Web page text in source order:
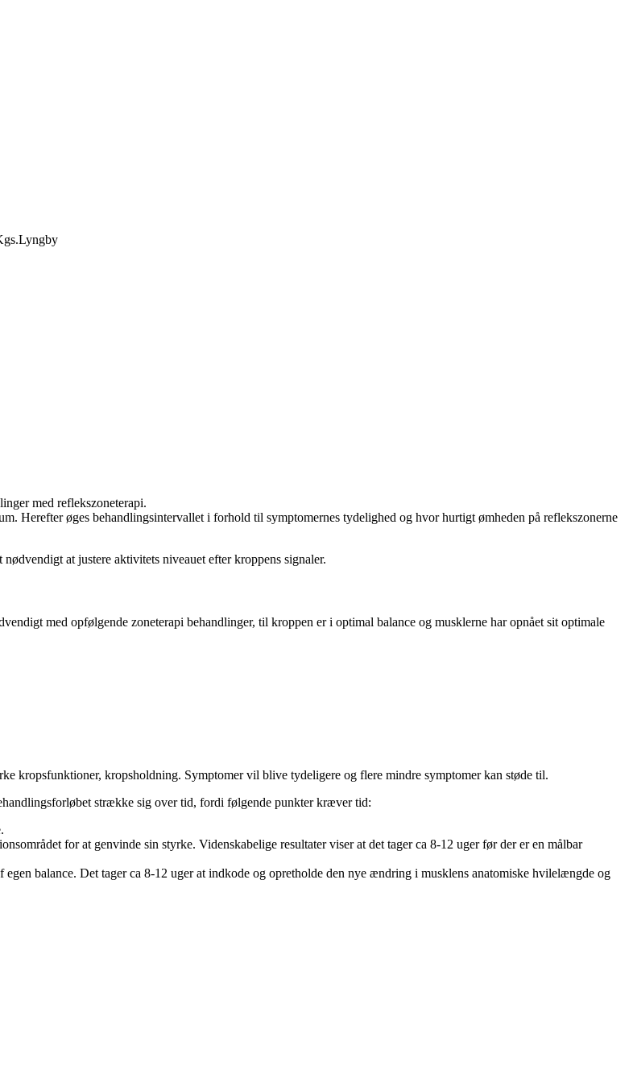
med reflekszoneterapi.
Herefter øges behandlingsintervallet i forhold til symptomernes tydelighed og hvor hurtigt ømheden på reflekszonerne
at justere aktivitets niveauet efter kroppens signaler.
med opfølgende zoneterapi behandlinger, til kroppen er i optimal balance og musklerne har opnået sit optimale
kropsfunktioner, kropsholdning. Symptomer vil blive tydeligere og flere mindre symptomer kan støde til.
strække sig over tid, fordi følgende punkter kræver tid:
for at genvinde sin styrke. Videnskabelige resultater viser at det tager ca 8-12 uger før der er en målbar
balance. Det tager ca 8-12 uger at indkode og opretholde den nye ændring i musklens anatomiske hvilelængde og